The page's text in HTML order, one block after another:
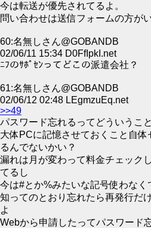
今は転送が優先されてるよ。
問い合わせは送信フォームの方が
60:名無しさん@GOBANDB
02/06/11 15:34 D0FfIpkI.net
ﾆﾌのｻﾎﾟｾﾝってどこの派遣会社？
61:名無しさん@GOBANDB
02/06/12 02:48 LEgmzuEq.net
>>49
パスワード忘れるってどういうこ
大体PCに記憶させておくこと自
るんでないかい？
漏れは月が変わって料金チェック
てるし
今は#とか%みたいな記号使わな
知ってのとおり忘れたら再発行だ
よ
Webから申請したってパスワード